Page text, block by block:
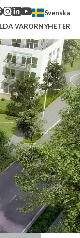
Svenska
VARORNYHETER